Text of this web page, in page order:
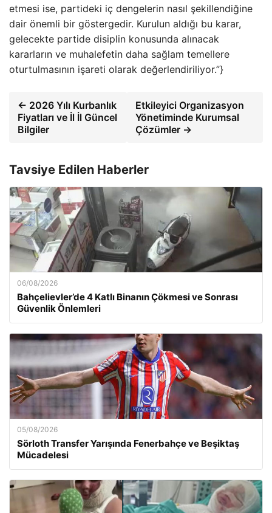
etmesi ise, partideki iç dengelerin nasıl şekillendiğine
dair önemli bir göstergedir. Kurulun aldığı bu karar,
gelecekte partide disiplin konusunda alınacak
kararların ve muhalefetin daha sağlam temellere
oturtulmasının işareti olarak değerlendiriliyor.”}
← 2026 Yılı Kurbanlık
Fiyatları ve İl İl Güncel
Bilgiler
Etkileyici Organizasyon
Yönetiminde Kurumsal
Çözümler →
Tavsiye Edilen Haberler
06/08/2026
Bahçelievler’de 4 Katlı Binanın Çökmesi ve Sonrası
Güvenlik Önlemleri
05/08/2026
Sörloth Transfer Yarışında Fenerbahçe ve Beşiktaş
Mücadelesi